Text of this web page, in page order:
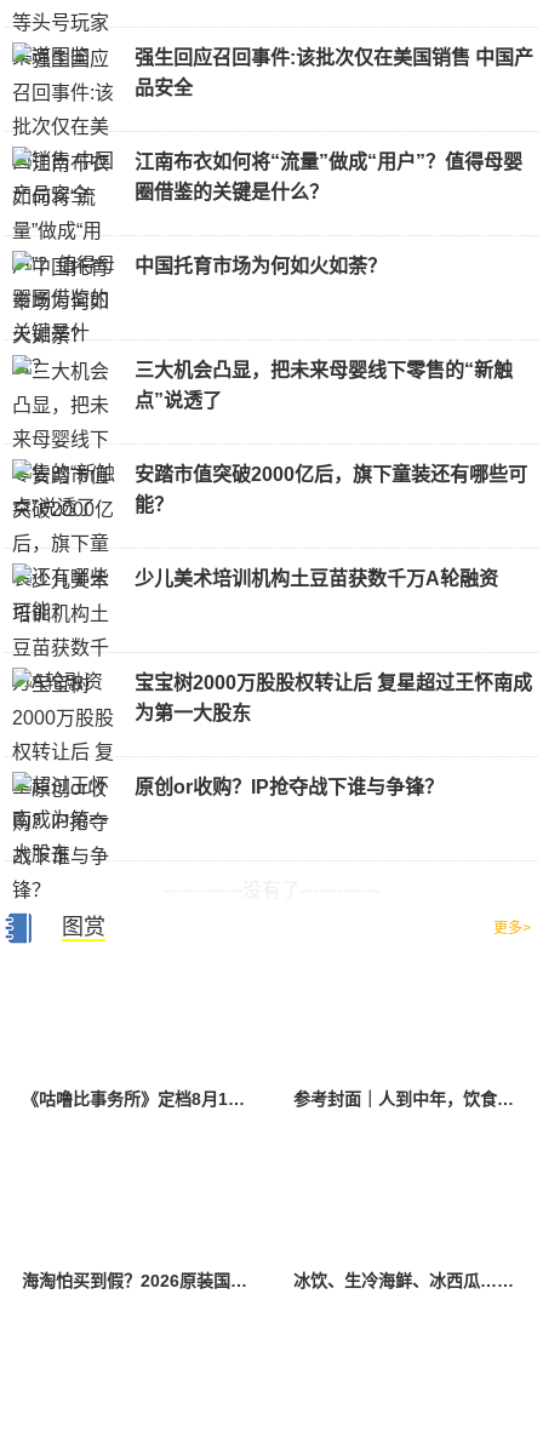
强生回应召回事件:该批次仅在美国销售 中国产
品安全
江南布衣如何将“流量”做成“用户”？值得母婴
圈借鉴的关键是什么？
中国托育市场为何如火如荼？
三大机会凸显，把未来母婴线下零售的“新触
点”说透了
安踏市值突破2000亿后，旗下童装还有哪些可
能？
少儿美术培训机构土豆苗获数千万A轮融资
宝宝树2000万股股权转让后 复星超过王怀南成
为第一大股东
原创or收购？IP抢夺战下谁与争锋？
图赏 更多>
《咕噜比事务所》定档8月10日 聚焦儿童情绪教育助力健康成长 参考封面｜人到中年，饮食该如何调整？
海淘怕买到假？2026原装国产羊奶粉靠谱的正规品牌有哪些？ 冰饮、生冷海鲜、冰西瓜……泉州人夏季“标配”饮食极易引发胃肠炎